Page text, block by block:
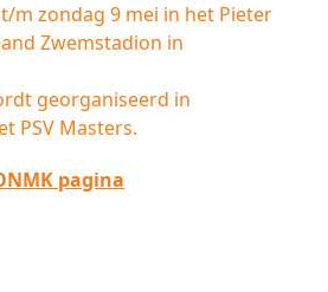
m zondag 9 mei in het Pieter
Zwemstadion in
georganiseerd in
PSV Masters.
pagina